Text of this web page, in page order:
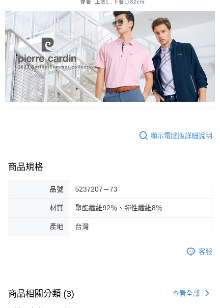
顯示電腦版詳細說明
商品規格
品號 5237207－73
材質 聚酯纖維92％、彈性纖維8％
產地 台灣
客服
商品相關分類 (3) 查看全部